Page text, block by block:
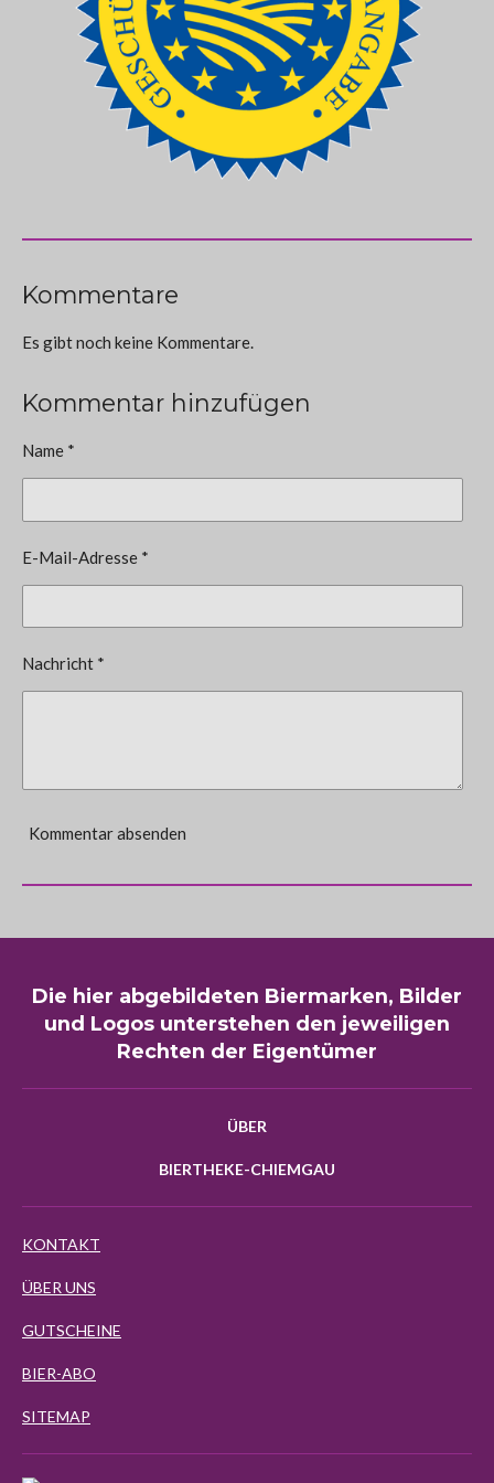
Kommentare
Es gibt noch keine Kommentare.
Kommentar hinzufügen
Name *
E-Mail-Adresse *
Nachricht *
Kommentar absenden
Die hier abgebildeten Biermarken, Bilder
und Logos unterstehen den jeweiligen
Rechten der Eigentümer
ÜBER
BIERTHEKE-CHIEMGAU
KONTAKT
ÜBER UNS
GUTSCHEINE
BIER-ABO
SITEMAP